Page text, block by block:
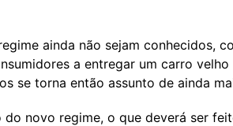
ainda não sejam conhecidos,
a entregar um carro
se torna então assunto de ainda
novo regime, o que deverá ser